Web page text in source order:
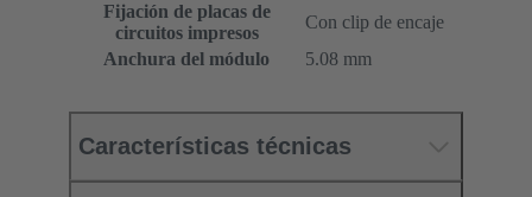
Fijación de placas de
circuitos impresos
Con clip de encaje
Anchura del módulo
5.08 mm
Características técnicas